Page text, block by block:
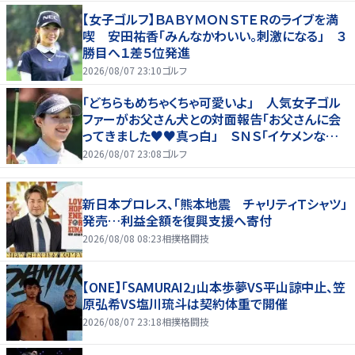
【女子ゴルフ】ＢＡＢＹＭＯＮＳＴＥＲのライブを満
喫 安田祐香「みんなかわいい。刺激になる」 ３
勝目へ１差５位発進
2026/08/07 23:10ゴルフ
「どちらもめちゃくちゃ可愛いよ」 人気女子ゴル
ファーがお父さん犬との対面報告「お父さんに会
ってきました♥♥真っ白」 ＳＮＳ「イケメンなお
父さん」「白戸家入りするんですか？」
2026/08/07 23:08ゴルフ
新日本プロレス、「熊本地震 チャリティＴシャツ」
発売…利益全額を復興支援へ寄付
2026/08/08 08:23相撲格闘技
【ONE】「SAMURAI2」山本歩夢VS平山諒中止、笠
原弘希VS塩川琉斗は契約体重で開催
2026/08/07 23:18相撲格闘技